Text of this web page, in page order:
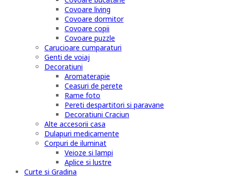
Covoare living
Covoare dormitor
Covoare copii
Covoare puzzle
Carucioare cumparaturi
Genti de voiaj
Decoratiuni
Aromaterapie
Ceasuri de perete
Rame foto
Pereti despartitori si paravane
Decoratiuni Craciun
Alte accesorii casa
Dulapuri medicamente
Corpuri de iluminat
Veioze si lampi
Aplice si lustre
Curte si Gradina